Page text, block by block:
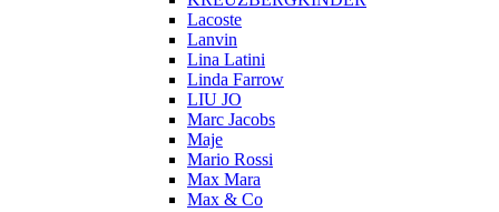
Lacoste
Lanvin
Lina Latini
Linda Farrow
LIU JO
Marc Jacobs
Maje
Mario Rossi
Max Mara
Max & Co